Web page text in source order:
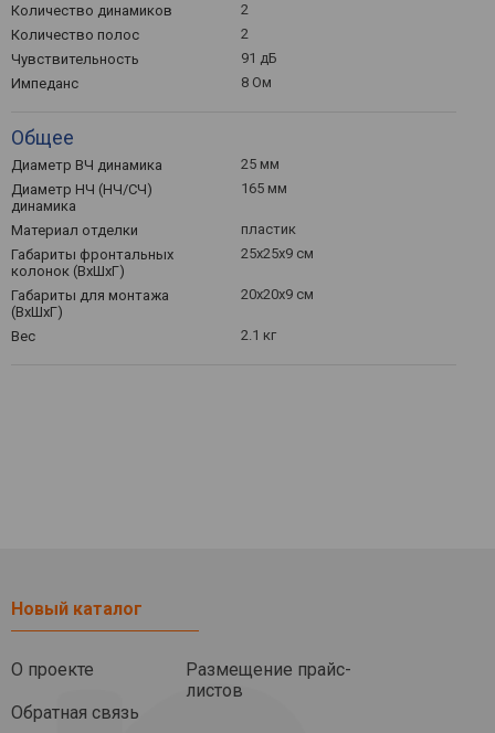
Количество динамиков
2
Количество полос
2
Чувствительность
91 дБ
Импеданс
8 Ом
Общее
Диаметр ВЧ динамика
25 мм
Диаметр НЧ (НЧ/СЧ)
динамика
165 мм
Материал отделки
пластик
Габариты фронтальных
колонок (ВхШхГ)
25x25x9 см
Габариты для монтажа
(ВхШхГ)
20x20x9 см
Вес 2.1 кг
Новый каталог
О проекте
Обратная связь
Размещение прайс-
листов